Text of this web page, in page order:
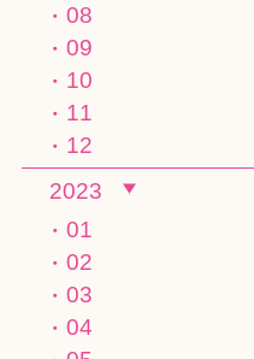
08
09
10
11
12
2023
01
02
03
04